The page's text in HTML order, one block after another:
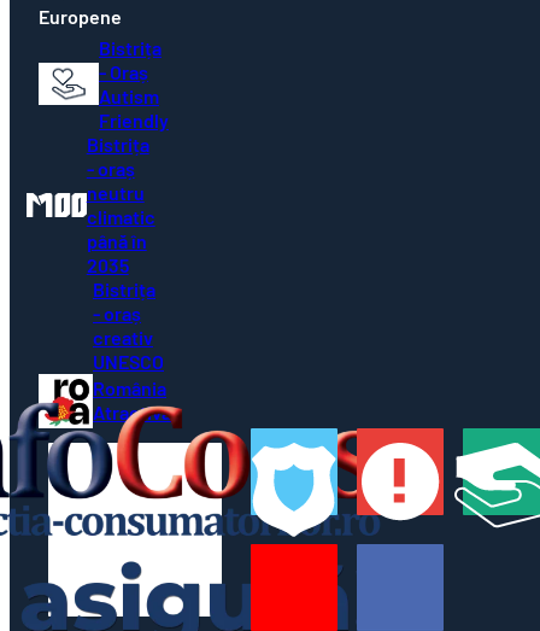
Europene
Bistrița
- Oraș
Autism
Friendly
Bistrița
- oraș
neutru
climatic
până în
2035
Bistrița
- oraș
creativ
UNESCO
România
Atractivă